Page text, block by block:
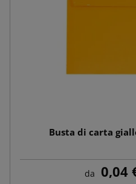
Busta di carta
da 0,04